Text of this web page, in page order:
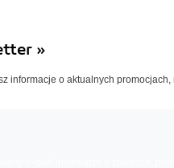
»
informacje o aktualnych